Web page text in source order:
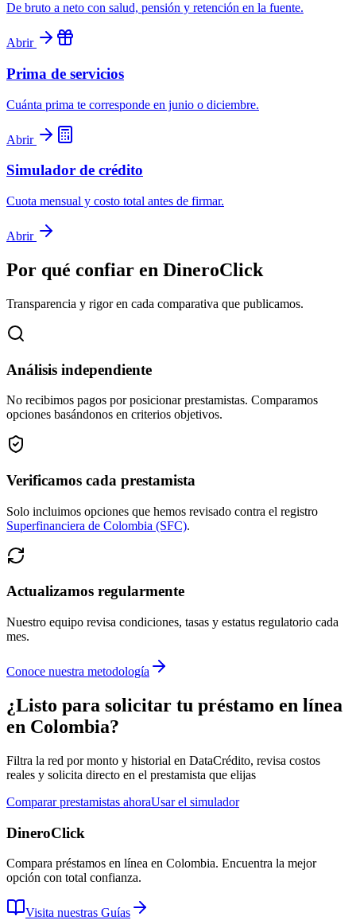
De bruto a neto con salud, pensión y retención en la fuente.
Abrir
Prima de servicios
Cuánta prima te corresponde en junio o diciembre.
Abrir
Simulador de crédito
Cuota mensual y costo total antes de firmar.
Abrir
Por qué confiar en DineroClick
Transparencia y rigor en cada comparativa que publicamos.
Análisis independiente
No recibimos pagos por posicionar prestamistas. Comparamos
opciones basándonos en criterios objetivos.
Verificamos cada prestamista
Solo incluimos opciones que hemos revisado contra el registro
Superfinanciera de Colombia (SFC).
Actualizamos regularmente
Nuestro equipo revisa condiciones, tasas y estatus regulatorio cada
mes.
Conoce nuestra metodología
¿Listo para solicitar tu préstamo en línea
en Colombia?
Filtra la red por monto y historial en DataCrédito, revisa costos
reales y solicita directo en el prestamista que elijas
Comparar prestamistas ahoraUsar el simulador
DineroClick
Compara préstamos en línea en Colombia. Encuentra la mejor
opción con total confianza.
Visita nuestras Guías